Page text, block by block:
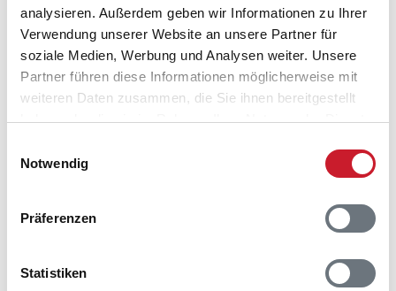
analysieren. Außerdem geben wir Informationen zu Ihrer
Verwendung unserer Website an unsere Partner für
soziale Medien, Werbung und Analysen weiter. Unsere
Partner führen diese Informationen möglicherweise mit
weiteren Daten zusammen, die Sie ihnen bereitgestellt
haben oder die sie im Rahmen Ihrer Nutzung der Dienste
Notwendig
Präferenzen
Statistiken